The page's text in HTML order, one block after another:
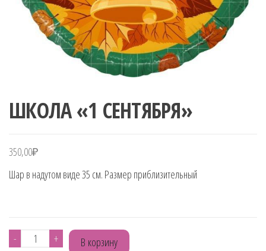
ШКОЛА «1 СЕНТЯБРЯ»
350,00₽
Шар в надутом виде 35 см. Размер приблизительный
-
Количество
+ В корзину